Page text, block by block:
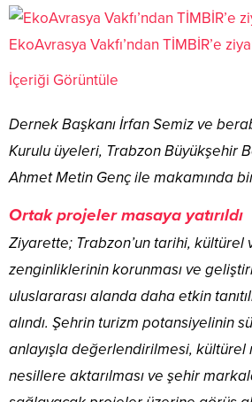
EkoAvrasya Vakfı’ndan TİMBİR’e
İçeriği Görüntüle
Dernek Başkanı İrfan Semiz ve
Kurulu üyeleri, Trabzon Büyükşehir
Ahmet Metin Genç ile makamında
Ortak projeler masaya yatırıldı
Ziyarette; Trabzon’un tarihi, kültürel
zenginliklerinin korunması ve
uluslararası alanda daha etkin
alındı. Şehrin turizm potansiyelinin
anlayışla değerlendirilmesi, kültürel
nesillere aktarılması ve şehir